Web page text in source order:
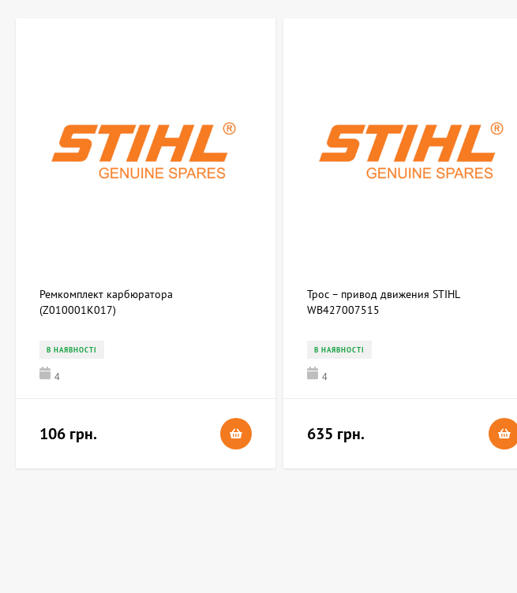
Ремкомплект карбюратора
(Z010001K017)
В НАЯВНОСТІ
4
106 грн.
Трос – привод движения STIHL
WB427007515
В НАЯВНОСТІ
4
635 грн.